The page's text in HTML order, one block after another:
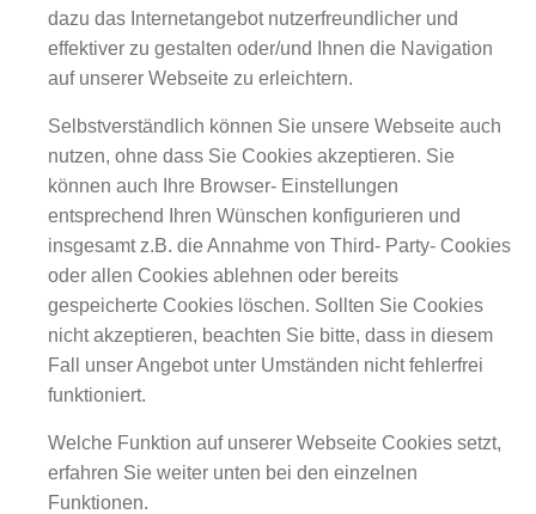
dazu das Internetangebot nutzerfreundlicher und
effektiver zu gestalten oder/und Ihnen die Navigation
auf unserer Webseite zu erleichtern.
Selbstverständlich können Sie unsere Webseite auch
nutzen, ohne dass Sie Cookies akzeptieren. Sie
können auch Ihre Browser- Einstellungen
entsprechend Ihren Wünschen konfigurieren und
insgesamt z.B. die Annahme von Third- Party- Cookies
oder allen Cookies ablehnen oder bereits
gespeicherte Cookies löschen. Sollten Sie Cookies
nicht akzeptieren, beachten Sie bitte, dass in diesem
Fall unser Angebot unter Umständen nicht fehlerfrei
funktioniert.
Welche Funktion auf unserer Webseite Cookies setzt,
erfahren Sie weiter unten bei den einzelnen
Funktionen.